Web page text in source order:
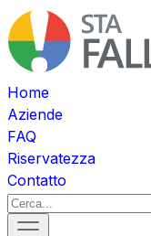
Home
Aziende
FAQ
Riservatezza
Contatto